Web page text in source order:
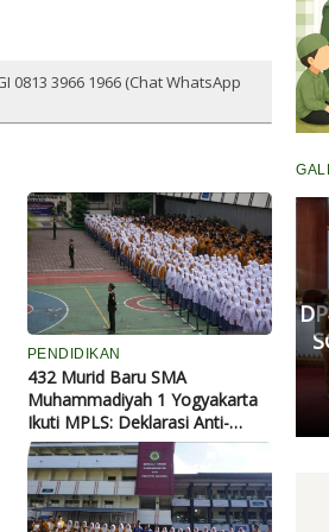
0813 3966 1966 (Chat WhatsApp
PENDIDIKAN
432 Murid Baru SMA
Muhammadiyah 1 Yogyakarta
Ikuti MPLS: Deklarasi Anti-
Bullying hingga Penyaluran
Beasiswa Rp313 Juta
III DPRD Pekanbaru
Mediasi Dugaan
Murid di SDN 181,
Pihak Mulai Sepakat
Damai
Senin, 11 Mei 2026 17:53 WIB